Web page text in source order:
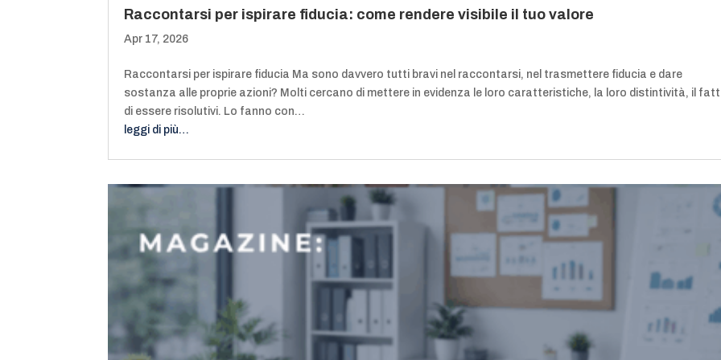
Raccontarsi per ispirare fiducia: come rendere visibile il tuo valore
Apr 17, 2026
Raccontarsi per ispirare fiducia Ma sono davvero tutti bravi nel raccontarsi, nel trasmettere fiducia e dare
sostanza alle proprie azioni? Molti cercano di mettere in evidenza le loro caratteristiche, la loro distintività, il
di essere risolutivi. Lo fanno con…
leggi di più…